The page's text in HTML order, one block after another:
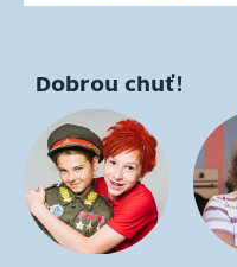
t_grů
Dobrou chuť!